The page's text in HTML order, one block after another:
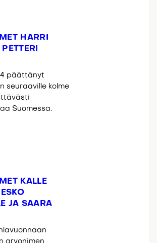
HARRI
päättänyt
seuraaville kolme
Suomessa.
KALLE
JA SAARA